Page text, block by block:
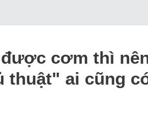
cơm thì
thuật" ai cũng